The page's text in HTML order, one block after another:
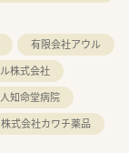
有限会社アウル
株式会社
知命堂病院
株式会社カワチ薬品